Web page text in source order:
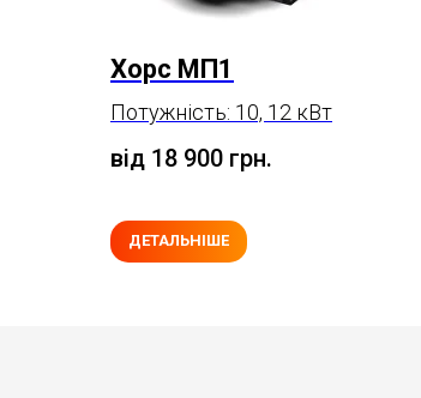
Хорс МП1
Потужність: 10, 12 кВт
від 18 900 грн.
ДЕТАЛЬНІШЕ